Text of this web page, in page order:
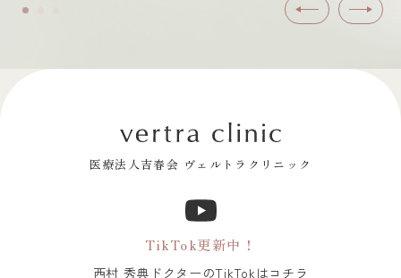
前へ 次へ
医療法人吉春会 ヴェルトラクリニック
TikTok更新中！
西村 秀典ドクターのTikTokはコチラ